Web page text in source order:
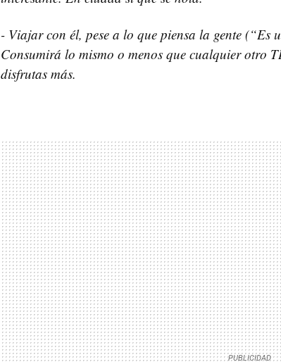
- Viajar con él, pese a lo que piensa la gente (“Es
Consumirá lo mismo o menos que cualquier otro
disfrutas más.